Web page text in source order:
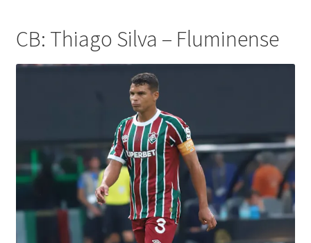
CB: Thiago Silva – Fluminense